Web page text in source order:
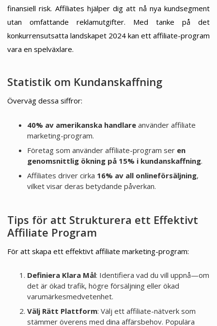
finansiell risk. Affiliates hjälper dig att nå nya kundsegment
utan omfattande reklamutgifter. Med tanke på det
konkurrensutsatta landskapet 2024 kan ett affiliate-program
vara en spelväxlare.
Statistik om Kundanskaffning
Överväg dessa siffror:
40% av amerikanska handlareanvänder affiliate
marketing-program.
Företag som använder affiliate-program ser en
genomsnittlig ökning på 15% i kundanskaffning.
Affiliates driver cirka 16% av all onlineförsäljning,
vilket visar deras betydande påverkan.
Tips för att Strukturera ett Effektivt
Affiliate Program
För att skapa ett effektivt affiliate marketing-program:
Definiera Klara Mål: Identifiera vad du vill uppnå—om
det är ökad trafik, högre försäljning eller ökad
varumärkesmedvetenhet.
Välj Rätt Plattform: Välj ett affiliate-nätverk som
stämmer överens med dina affärsbehov. Populära